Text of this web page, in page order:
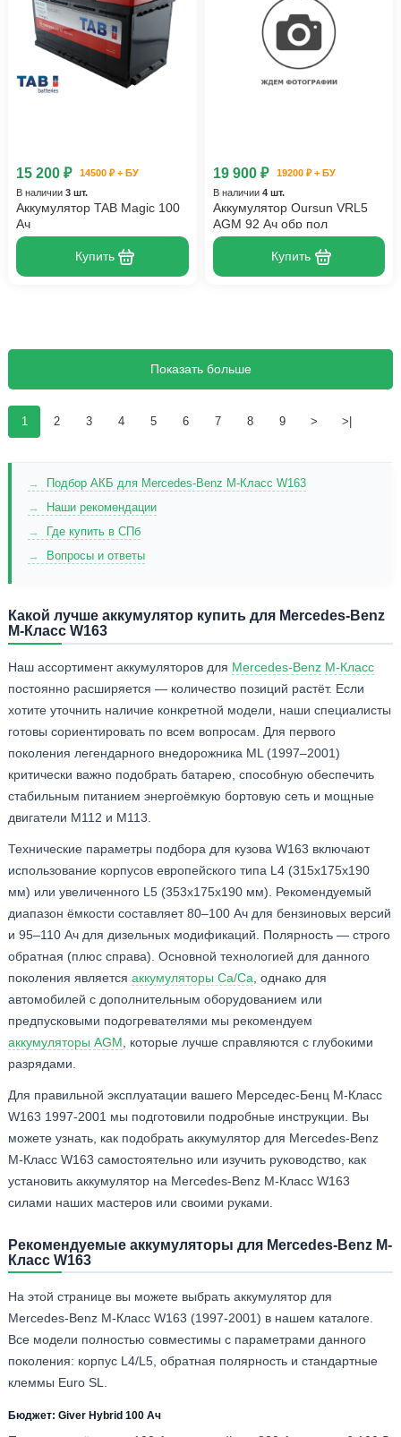
15 200 ₽
14500 ₽ + БУ
В наличии 3 шт.
Аккумулятор TAB Magic 100
Ач
Купить
19 900 ₽
19200 ₽ + БУ
В наличии 4 шт.
Аккумулятор Oursun VRL5
AGM 92 Ач обр пол
Купить
1 2 3 4 5 6 7 8 9 > >|
Показать больше
Подбор АКБ для Mercedes-Benz M-Класс W163
Наши рекомендации
Где купить в СПб
Вопросы и ответы
Какой лучше аккумулятор купить для Mercedes-Benz
M-Класс W163
Наш ассортимент аккумуляторов для Mercedes-Benz M-Класс
постоянно расширяется — количество позиций растёт. Если
хотите уточнить наличие конкретной модели, наши специалисты
готовы сориентировать по всем вопросам. Для первого
поколения легендарного внедорожника ML (1997–2001)
критически важно подобрать батарею, способную обеспечить
стабильным питанием энергоёмкую бортовую сеть и мощные
двигатели M112 и M113.
Технические параметры подбора для кузова W163 включают
использование корпусов европейского типа L4 (315x175x190
мм) или увеличенного L5 (353x175x190 мм). Рекомендуемый
диапазон ёмкости составляет 80–100 Ач для бензиновых версий
и 95–110 Ач для дизельных модификаций. Полярность — строго
обратная (плюс справа). Основной технологией для данного
поколения является аккумуляторы Ca/Ca , однако для
автомобилей с дополнительным оборудованием или
предпусковыми подогревателями мы рекомендуем
аккумуляторы AGM , которые лучше справляются с глубокими
разрядами.
Для правильной эксплуатации вашего Мерседес-Бенц М-Класс
W163 1997-2001 мы подготовили подробные инструкции. Вы
можете узнать, как подобрать аккумулятор для Mercedes-Benz
M-Класс W163 самостоятельно или изучить руководство, как
установить аккумулятор на Mercedes-Benz M-Класс W163
силами наших мастеров или своими руками.
Рекомендуемые аккумуляторы для Mercedes-Benz M-
Класс W163
На этой странице вы можете выбрать аккумулятор для
Mercedes-Benz M-Класс W163 (1997-2001) в нашем каталоге.
Все модели полностью совместимы с параметрами данного
поколения: корпус L4/L5, обратная полярность и стандартные
клеммы Euro SL.
Бюджет: Giver Hybrid 100 Ач